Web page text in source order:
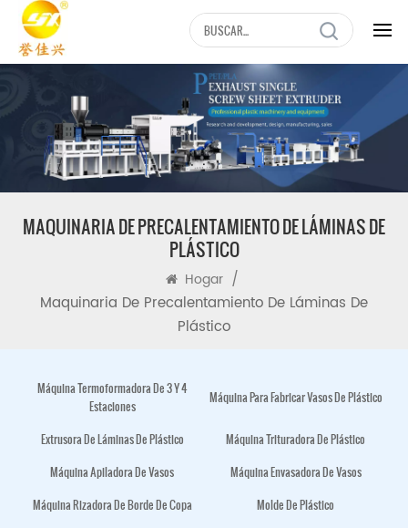
MAQUINARIA DE PRECALENTAMIENTO DE LÁMINAS DE
PLÁSTICO
Hogar /
Maquinaria De Precalentamiento De Láminas De
Plástico
Máquina Termoformadora De 3 Y 4
Estaciones
Máquina Para Fabricar Vasos De Plástico
Extrusora De Láminas De Plástico
Máquina Trituradora De Plástico
Máquina Apiladora De Vasos
Máquina Envasadora De Vasos
Máquina Rizadora De Borde De Copa
Molde De Plástico